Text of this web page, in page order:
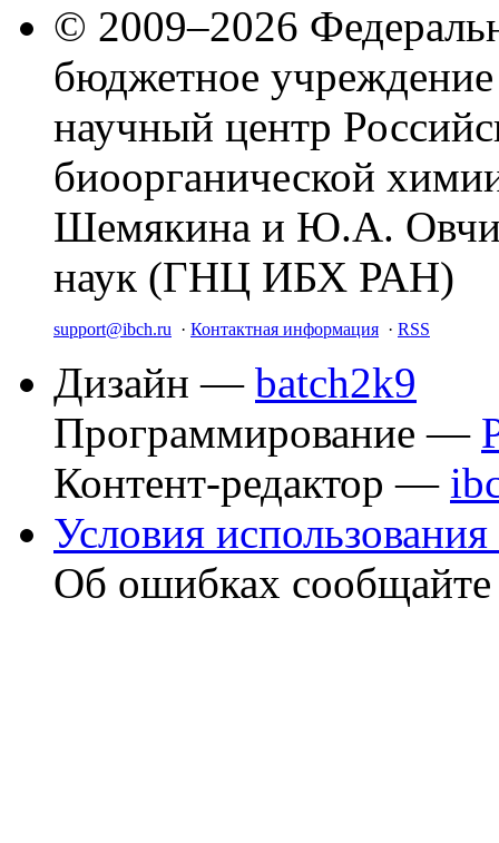
© 2009–2026
бюджетное
научный центр
биоорганической
Шемякина и Ю.А.
наук (ГНЦ ИБХ РАН)
support@ibch.ru · Контактная информация · RSS
Дизайн — batch2k9
Программирование —
Контент-редактор —
Условия использования
Об ошибках